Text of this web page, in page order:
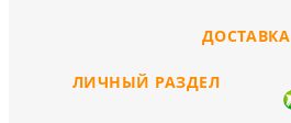
ДОСТАВКА
ЛИЧНЫЙ РАЗДЕЛ